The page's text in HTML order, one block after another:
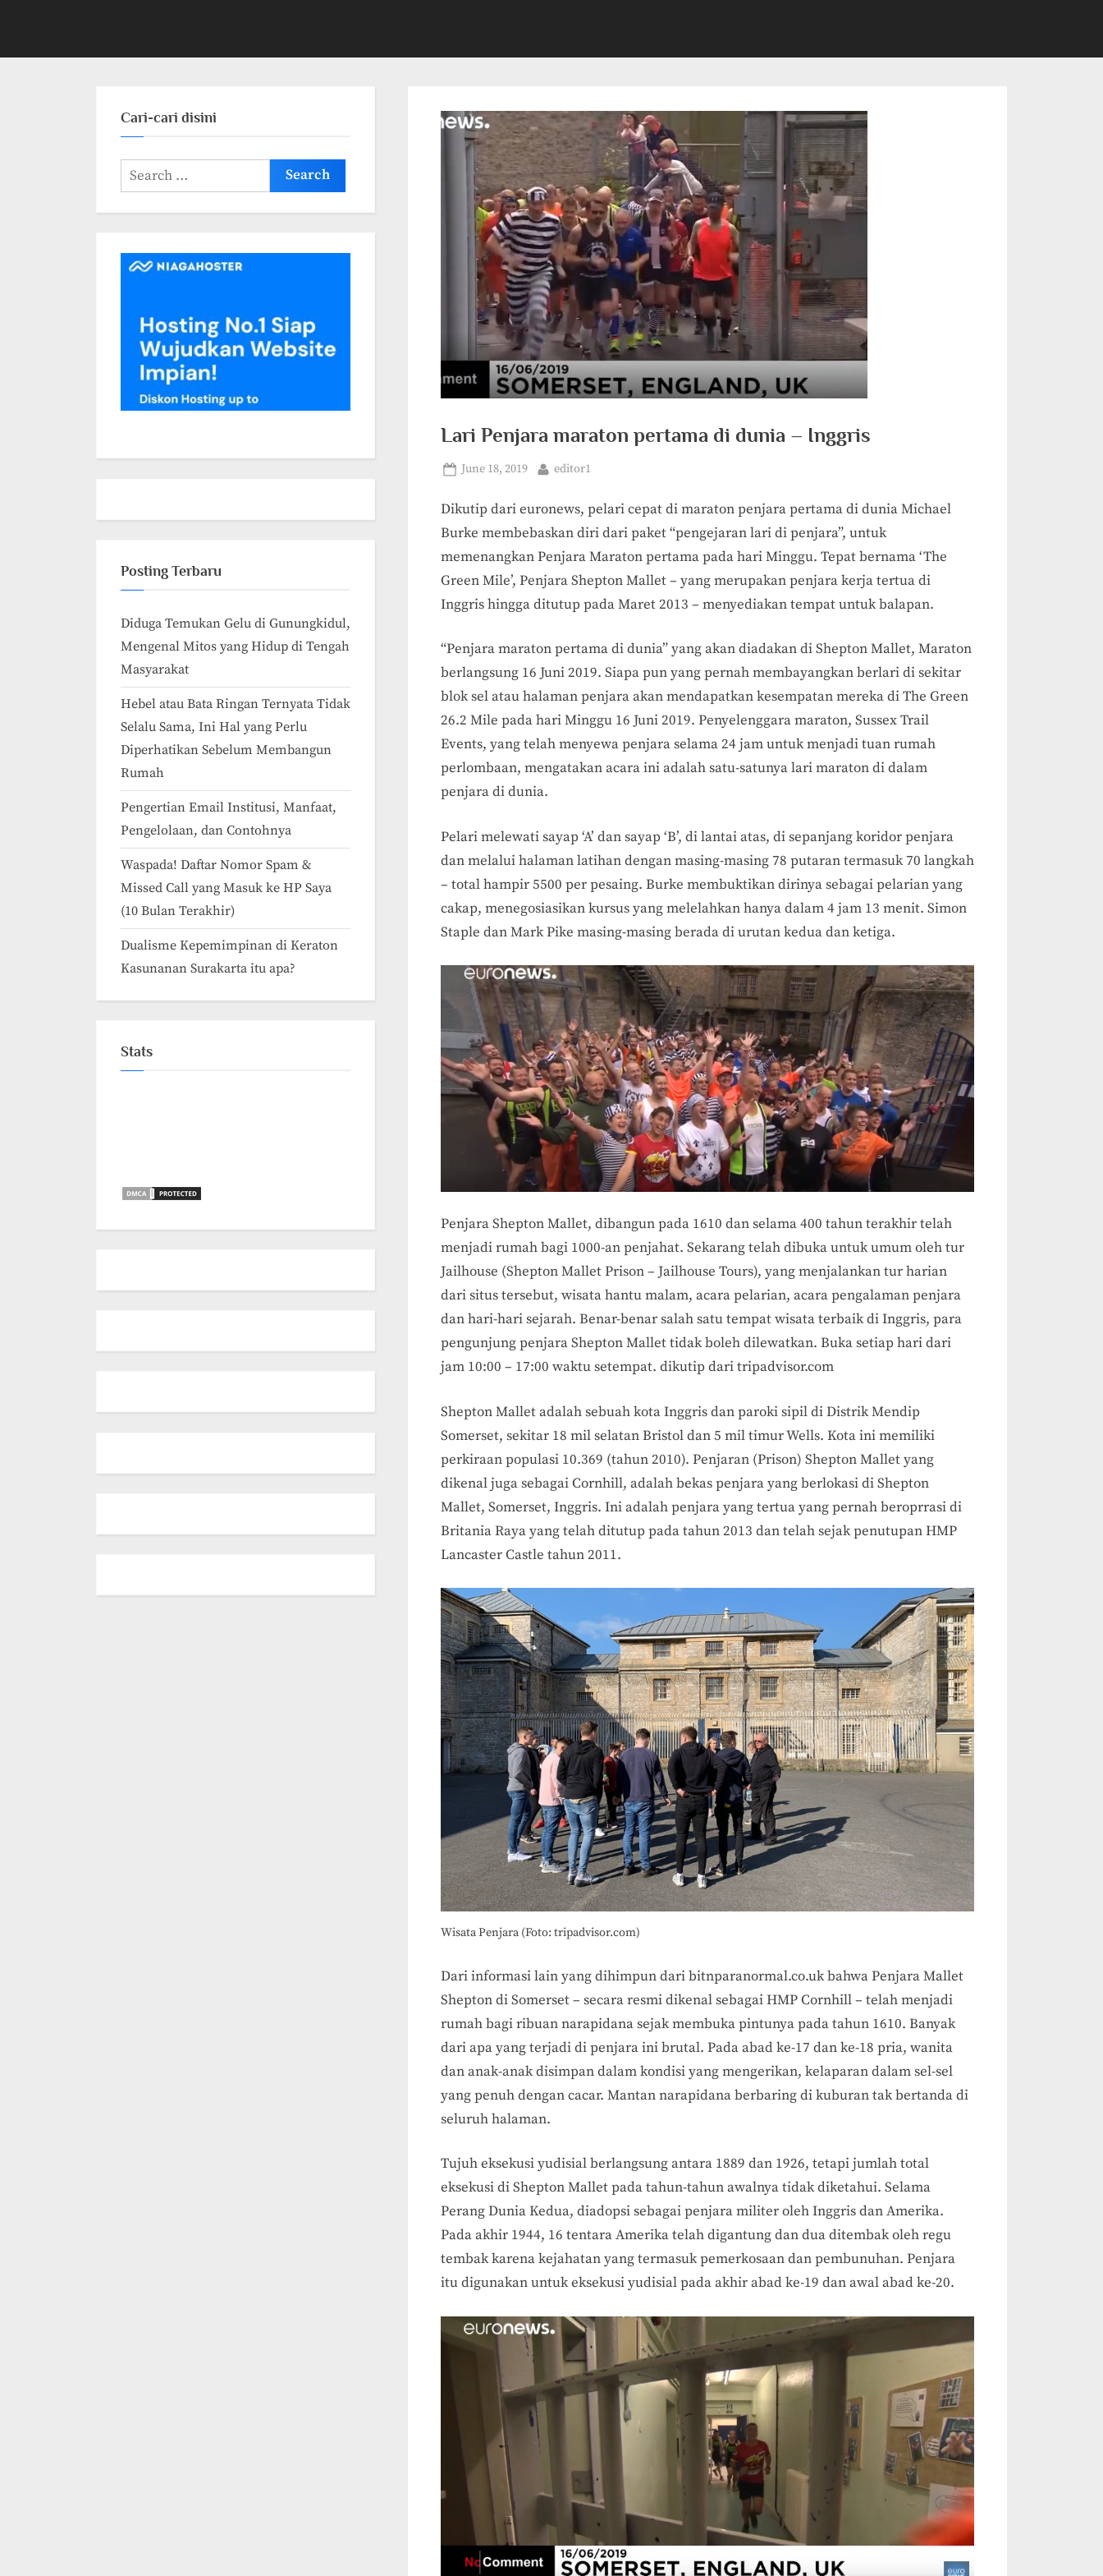
Lari Penjara maraton pertama di dunia – Inggris
Posted
June 18, 2019 By
editor1
Dikutip dari euronews, pelari cepat di maraton penjara pertama di dunia Michael
Burke membebaskan diri dari paket “pengejaran lari di penjara”, untuk
memenangkan Penjara Maraton pertama pada hari Minggu. Tepat bernama ‘The
Green Mile’, Penjara Shepton Mallet – yang merupakan penjara kerja tertua di
Inggris hingga ditutup pada Maret 2013 – menyediakan tempat untuk balapan.
“Penjara maraton pertama di dunia” yang akan diadakan di Shepton Mallet, Maraton
berlangsung 16 Juni 2019. Siapa pun yang pernah membayangkan berlari di sekitar
blok sel atau halaman penjara akan mendapatkan kesempatan mereka di The Green
26.2 Mile pada hari Minggu 16 Juni 2019. Penyelenggara maraton, Sussex Trail
Events, yang telah menyewa penjara selama 24 jam untuk menjadi tuan rumah
perlombaan, mengatakan acara ini adalah satu-satunya lari maraton di dalam
penjara di dunia.
Pelari melewati sayap ‘A’ dan sayap ‘B’, di lantai atas, di sepanjang koridor penjara
dan melalui halaman latihan dengan masing-masing 78 putaran termasuk 70 langkah
– total hampir 5500 per pesaing. Burke membuktikan dirinya sebagai pelarian yang
cakap, menegosiasikan kursus yang melelahkan hanya dalam 4 jam 13 menit. Simon
Staple dan Mark Pike masing-masing berada di urutan kedua dan ketiga.
Penjara Shepton Mallet, dibangun pada 1610 dan selama 400 tahun terakhir telah
menjadi rumah bagi 1000-an penjahat. Sekarang telah dibuka untuk umum oleh tur
Jailhouse (Shepton Mallet Prison – Jailhouse Tours), yang menjalankan tur harian
dari situs tersebut, wisata hantu malam, acara pelarian, acara pengalaman penjara
dan hari-hari sejarah. Benar-benar salah satu tempat wisata terbaik di Inggris, para
pengunjung penjara Shepton Mallet tidak boleh dilewatkan. Buka setiap hari dari
jam 10:00 – 17:00 waktu setempat. dikutip dari tripadvisor.com
Shepton Mallet adalah sebuah kota Inggris dan paroki sipil di Distrik Mendip
Somerset, sekitar 18 mil selatan Bristol dan 5 mil timur Wells. Kota ini memiliki
perkiraan populasi 10.369 (tahun 2010). Penjaran (Prison) Shepton Mallet yang
dikenal juga sebagai Cornhill, adalah bekas penjara yang berlokasi di Shepton
Mallet, Somerset, Inggris. Ini adalah penjara yang tertua yang pernah beroprrasi di
Britania Raya yang telah ditutup pada tahun 2013 dan telah sejak penutupan HMP
Lancaster Castle tahun 2011.
Wisata Penjara (Foto: tripadvisor.com)
Dari informasi lain yang dihimpun dari bitnparanormal.co.uk bahwa Penjara Mallet
Shepton di Somerset – secara resmi dikenal sebagai HMP Cornhill – telah menjadi
rumah bagi ribuan narapidana sejak membuka pintunya pada tahun 1610. Banyak
dari apa yang terjadi di penjara ini brutal. Pada abad ke-17 dan ke-18 pria, wanita
dan anak-anak disimpan dalam kondisi yang mengerikan, kelaparan dalam sel-sel
yang penuh dengan cacar. Mantan narapidana berbaring di kuburan tak bertanda di
seluruh halaman.
Tujuh eksekusi yudisial berlangsung antara 1889 dan 1926, tetapi jumlah total
eksekusi di Shepton Mallet pada tahun-tahun awalnya tidak diketahui. Selama
Perang Dunia Kedua, diadopsi sebagai penjara militer oleh Inggris dan Amerika.
Pada akhir 1944, 16 tentara Amerika telah digantung dan dua ditembak oleh regu
tembak karena kejahatan yang termasuk pemerkosaan dan pembunuhan. Penjara
itu digunakan untuk eksekusi yudisial pada akhir abad ke-19 dan awal abad ke-20.
Cari-cari disini
Search
for:
Posting Terbaru
Diduga Temukan Gelu di Gunungkidul,
Mengenal Mitos yang Hidup di Tengah
Masyarakat
Hebel atau Bata Ringan Ternyata Tidak
Selalu Sama, Ini Hal yang Perlu
Diperhatikan Sebelum Membangun
Rumah
Pengertian Email Institusi, Manfaat,
Pengelolaan, dan Contohnya
Waspada! Daftar Nomor Spam &
Missed Call yang Masuk ke HP Saya
(10 Bulan Terakhir)
Dualisme Kepemimpinan di Keraton
Kasunanan Surakarta itu apa?
Stats